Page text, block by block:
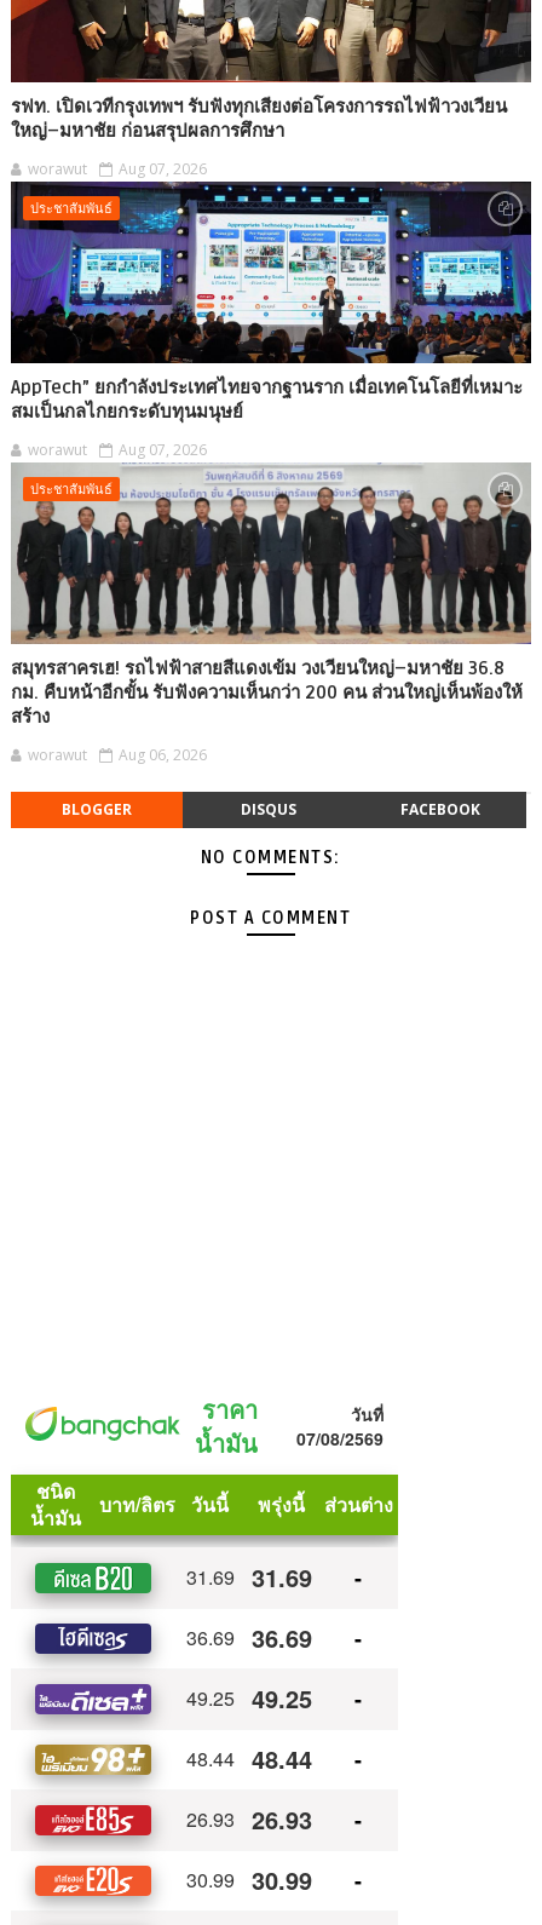
รฟท. เปิดเวทีกรุงเทพฯ รับฟังทุกเสียงต่อโครงการรถไฟฟ้าวงเวียน
ใหญ่–มหาชัย ก่อนสรุปผลการศึกษา
worawut Aug 07, 2026
ประชาสัมพันธ์
AppTech”​ ยกกำลังประเทศไทยจากฐานราก เมื่อเทคโนโลยีที่เหมาะ
สมเป็นกลไกยกระดับทุนมนุษย์
worawut Aug 07, 2026
ประชาสัมพันธ์
สมุทรสาครเฮ! รถไฟฟ้าสายสีแดงเข้ม วงเวียนใหญ่–มหาชัย 36.8
กม. คืบหน้าอีกขั้น รับฟังความเห็นกว่า 200 คน ส่วนใหญ่เห็นพ้องให้
สร้าง
worawut Aug 06, 2026
BLOGGER DISQUS FACEBOOK
NO COMMENTS:
POST A COMMENT